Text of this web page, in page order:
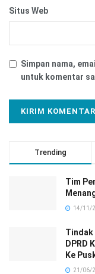
Situs Web
Simpan nama,
untuk komentar
Trending
Tim
14/11/
Tindak
DPRD
Ke
21/06/